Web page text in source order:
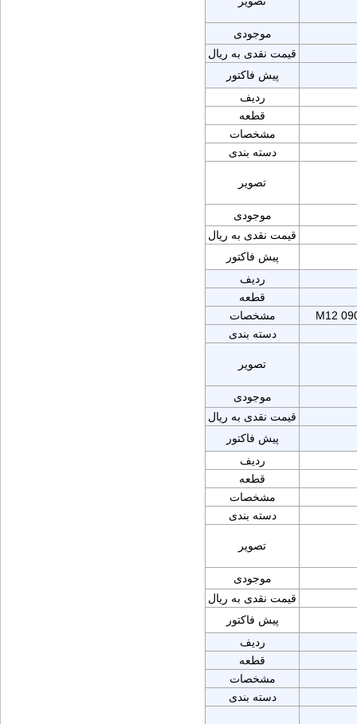
موجودی
قیمت نقدی به ریال
پیش فاکتور
ردیف
قطعه
مشخصات
دسته بندی
تصویر
موجودی
قیمت نقدی به ریال
پیش فاکتور
ردیف
قطعه
مشخصات
M12
دسته بندی
تصویر
موجودی
قیمت نقدی به ریال
پیش فاکتور
ردیف
قطعه
مشخصات
دسته بندی
تصویر
موجودی
قیمت نقدی به ریال
پیش فاکتور
ردیف
قطعه
مشخصات
دسته بندی